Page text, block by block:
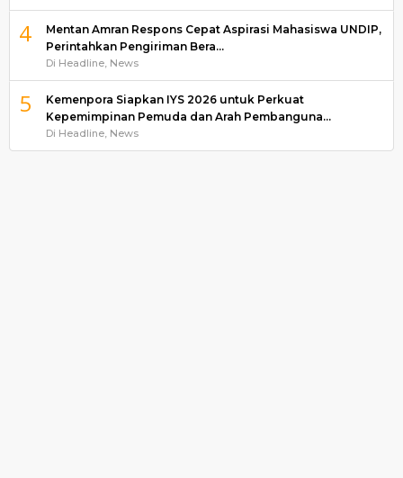
4
Mentan Amran Respons Cepat Aspirasi Mahasiswa UNDIP,
Perintahkan Pengiriman Bera…
Di Headline, News
5
Kemenpora Siapkan IYS 2026 untuk Perkuat
Kepemimpinan Pemuda dan Arah Pembanguna…
Di Headline, News